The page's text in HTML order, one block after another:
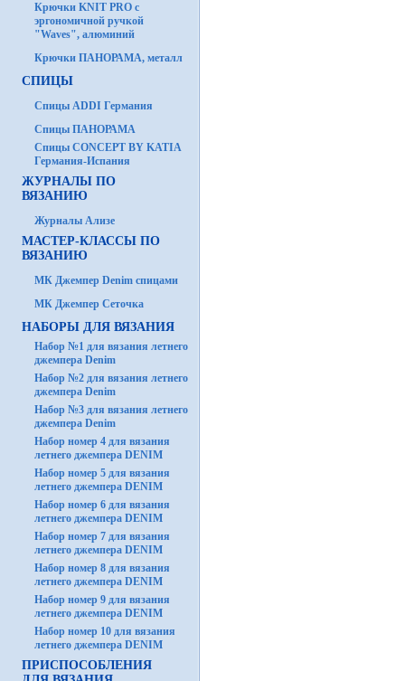
Крючки KNIT PRO с
эргономичной ручкой
"Waves", алюминий
Крючки ПАНОРАМА, металл
СПИЦЫ
Спицы ADDI Германия
Спицы ПАНОРАМА
Спицы CONCEPT BY KATIA
Германия-Испания
ЖУРНАЛЫ ПО
ВЯЗАНИЮ
Журналы Ализе
МАСТЕР-КЛАССЫ ПО
ВЯЗАНИЮ
МК Джемпер Denim спицами
МК Джемпер Сеточка
НАБОРЫ ДЛЯ ВЯЗАНИЯ
Набор №1 для вязания летнего
джемпера Denim
Набор №2 для вязания летнего
джемпера Denim
Набор №3 для вязания летнего
джемпера Denim
Набор номер 4 для вязания
летнего джемпера DENIM
Набор номер 5 для вязания
летнего джемпера DENIM
Набор номер 6 для вязания
летнего джемпера DENIM
Набор номер 7 для вязания
летнего джемпера DENIM
Набор номер 8 для вязания
летнего джемпера DENIM
Набор номер 9 для вязания
летнего джемпера DENIM
Набор номер 10 для вязания
летнего джемпера DENIM
ПРИСПОСОБЛЕНИЯ